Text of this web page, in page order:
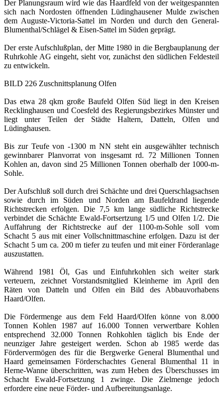
Der Planungsraum wird wie das Haardfeld von der weitgespannten
sich nach Nordosten öffnenden Lüdinghausener Mulde zwischen
dem Auguste-Victoria-Sattel im Norden und durch den General-
Blumenthal/Schlägel & Eisen-Sattel im Süden geprägt.
Der erste Aufschlußplan, der Mitte 1980 in die Bergbauplanung der
Ruhrkohle AG eingeht, sieht vor, zunächst den südlichen Feldesteil
zu entwickeln.
BILD 226 Zuschnittsplanung Olfen
Das etwa 28 qkm große Baufeld Olfen Süd liegt in den Kreisen
Recklinghausen und Coesfeld des Regierungsbezirkes Münster und
liegt unter Teilen der Städte Haltern, Datteln, Olfen und
Lüdinghausen.
Bis zur Teufe von -1300 m NN steht ein ausgewählter technisch
gewinnbarer Planvorrat von insgesamt rd. 72 Millionen Tonnen
Kohlen an, davon sind 25 Millionen Tonnen oberhalb der 1000-m-
Sohle.
Der Aufschluß soll durch drei Schächte und drei Querschlagsachsen
sowie durch im Süden und Norden am Baufeldrand liegende
Richtstrecken erfolgen. Die 7,5 km lange südliche Richtstrecke
verbindet die Schächte Ewald-Fortsertzung 1/5 und Olfen 1/2. Die
Auffahrung der Richtstrecke auf der 1100-m-Sohle soll vom
Schacht 5 aus mit einer Vollschnittmaschine erfolgen. Dazu ist der
Schacht 5 um ca. 200 m tiefer zu teufen und mit einer Förderanlage
auszustatten.
Während 1981 Öl, Gas und Einfuhrkohlen sich weiter stark
verteuern, zeichnet Vorstandsmitglied Kleinherne im April den
Räten von Datteln und Olfen ein Bild des Abbauvorhabens
Haard/Olfen.
Die Fördermenge aus dem Feld Haard/Olfen könne von 8.000
Tonnen Kohlen 1987 auf 16.000 Tonnen verwertbare Kohlen
entsprechend 32.000 Tonnen Rohkohlen täglich bis Ende der
neunziger Jahre gesteigert werden. Schon ab 1985 werde das
Fördervermögen des für die Bergwerke General Blumenthal und
Haard gemeinsamen Förderschachtes General Blumenthal 11 in
Herne-Wanne überschritten, was zum Heben des Überschusses im
Schacht Ewald-Fortsetzung 1 zwinge. Die Zielmenge jedoch
erfordere eine neue Förder- und Aufbereitungsanlage.